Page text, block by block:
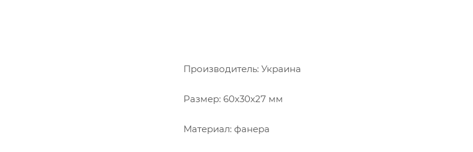
Производитель: Украина
Размер: 60х30х27 мм
Материал: фанера